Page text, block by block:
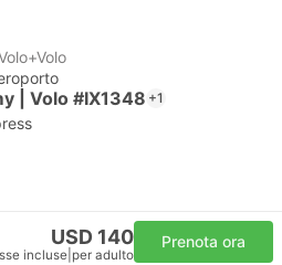
| Volo #IX1348 +1
USD 140
incluse per adulto
Prenota ora